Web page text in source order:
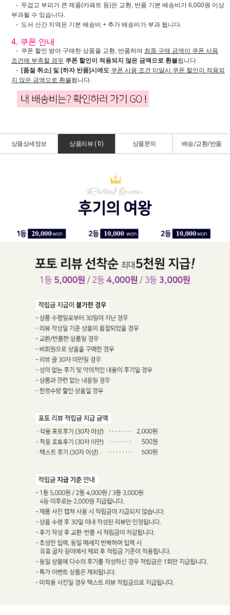
- 무겁고 부피가 큰 제품(카페트 등)은 교환, 반품 기본 배송비가 6,000원 이상
부과될 수 있습니다.
- 도서 산간 지역은 기본 배송비 + 추가 배송비가 부과 됩니다.
4. 쿠폰 안내
- 쿠폰 할인 받아 구매한 상품을 교환, 반품하여 최종 구매 금액이 쿠폰 사용
조건에 부족할 경우 쿠폰 할인이 적용되지 않은 금액으로 환불됩니다.
- [품절 취소] 및 [하자 반품]시에도 쿠폰 사용 조건 미달시 쿠폰 할인이 적용되
지 않은 금액으로 환불됩니다.
상품상세정보 상품리뷰 ( 0) 상품문의 배송/교환/반품